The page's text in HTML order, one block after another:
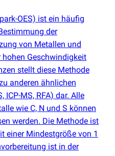
OES) ist ein häufig
der
von Metallen und
Geschwindigkeit
stellt diese Methode
anderen ähnlichen
ICP-MS, RFA) dar. Alle
wie C, N und S können
werden. Die Methode ist
einer Mindestgröße von 1
ist in der